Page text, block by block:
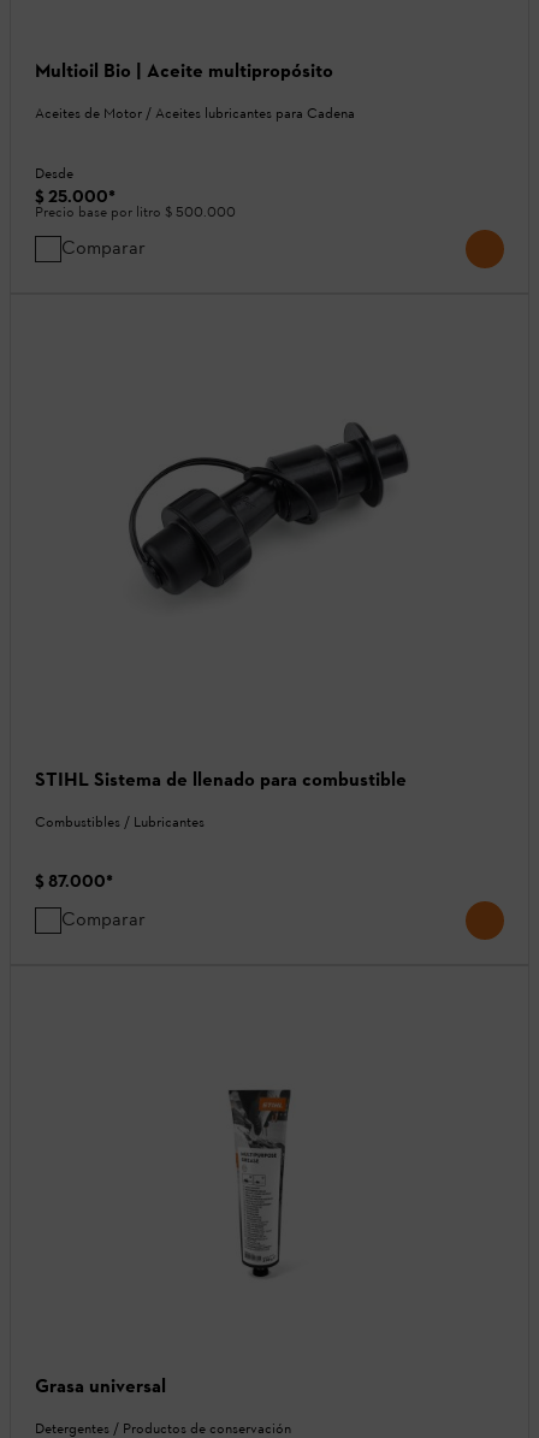
Multioil Bio | Aceite multipropósito
Aceites de Motor / Aceites lubricantes para Cadena
Desde
$ 25.000*
Precio base por litro $ 500.000
Comparar
STIHL Sistema de llenado para combustible
Combustibles / Lubricantes
$ 87.000*
Comparar
Grasa universal
Detergentes / Productos de conservación